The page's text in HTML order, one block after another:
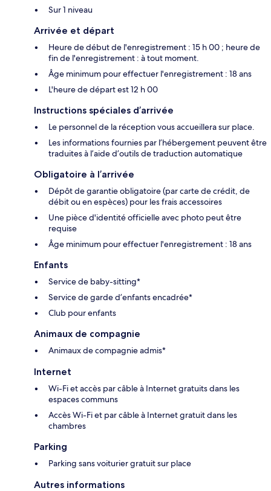
Sur 1 niveau
Arrivée et départ
Heure de début de l'enregistrement : 15 h 00 ; heure de
fin de l'enregistrement : à tout moment.
Âge minimum pour effectuer l'enregistrement : 18 ans
L'heure de départ est 12 h 00
Instructions spéciales d’arrivée
Le personnel de la réception vous accueillera sur place.
Les informations fournies par l’hébergement peuvent être
traduites à l’aide d’outils de traduction automatique
Obligatoire à l’arrivée
Dépôt de garantie obligatoire (par carte de crédit, de
débit ou en espèces) pour les frais accessoires
Une pièce d'identité officielle avec photo peut être
requise
Âge minimum pour effectuer l'enregistrement : 18 ans
Enfants
Service de baby-sitting*
Service de garde d’enfants encadrée*
Club pour enfants
Animaux de compagnie
Animaux de compagnie admis*
Internet
Wi-Fi et accès par câble à Internet gratuits dans les
espaces communs
Accès Wi-Fi et par câble à Internet gratuit dans les
chambres
Parking
Parking sans voiturier gratuit sur place
Autres informations